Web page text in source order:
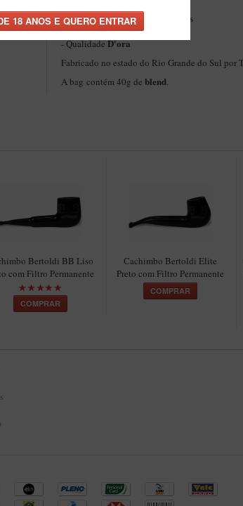
- Pêssego, Damasco e Creme Ingles
- Corte Ribbon
- QualidadeD'ora
Fabricado no estado do Rio Grande do Sul por
A bag contém 40g de blend.
Bertoldi BB Liso
com Filtro Permanente
COMPRAR
Cachimbo Bertoldi Elite
Preto com Filtro Permanente
COMPRAR